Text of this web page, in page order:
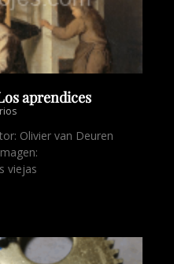
aprendices
Olivier van Deuren
viejas